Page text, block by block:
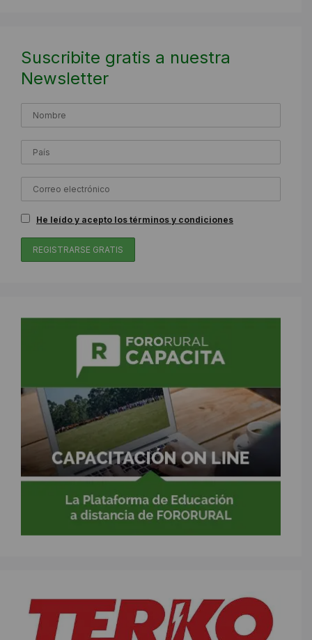
Suscribite gratis a nuestra
Newsletter
He leído y acepto los términos y condiciones